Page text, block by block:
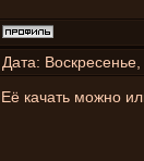
Дата:
Её качать можно